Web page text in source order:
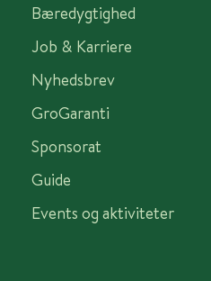
Bæredygtighed
Job & Karriere
Nyhedsbrev
GroGaranti
Sponsorat
Guide
Events og aktiviteter